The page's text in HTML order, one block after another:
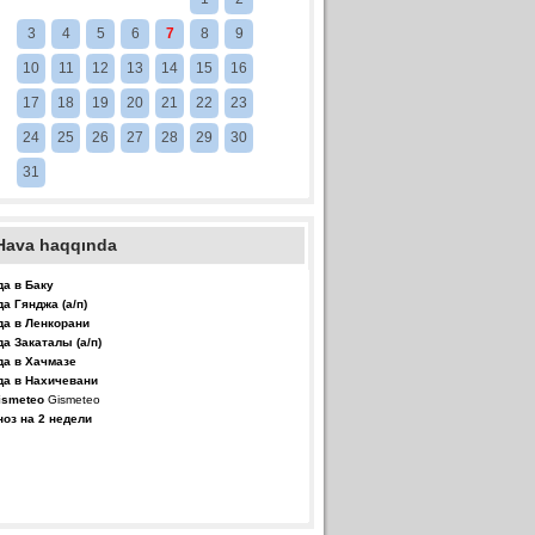
3 4 5 6 7 8 9
10 11 12 13 14 15 16
17 18 19 20 21 22 23
24 25 26 27 28 29 30
31
haqqında
в Баку
Гянджа (а/п)
в Ленкорани
Закаталы (а/п)
в Хачмазе
в Нахичевани
Gismeteo
на 2 недели